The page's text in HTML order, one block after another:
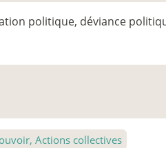
politique, déviance
Actions collectives